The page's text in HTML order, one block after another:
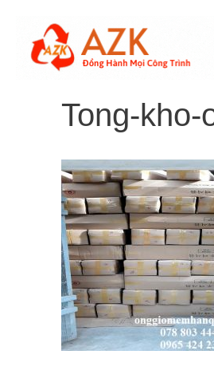
content
Tong-kho-